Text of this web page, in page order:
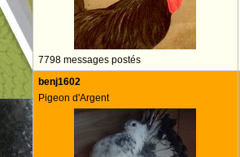
7798 messages postés
benj1602
Pigeon d'Argent